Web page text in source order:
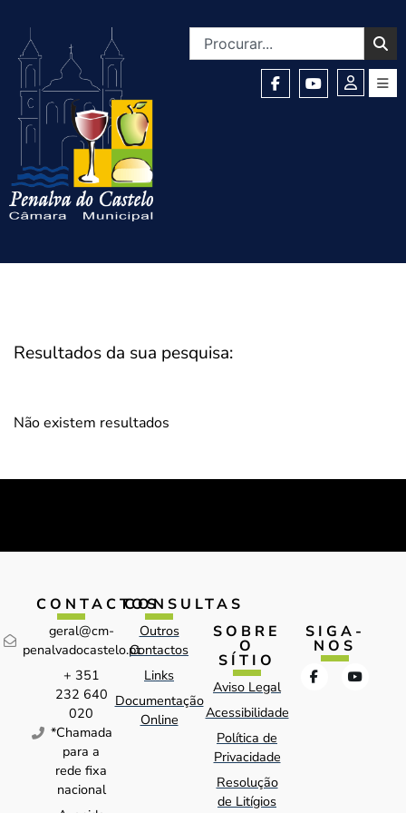
Resultados da sua pesquisa:
Não existem resultados
CONTACTOS
geral@cm-
penalvadocastelo.pt
+ 351
232 640
020
*Chamada
para a
rede fixa
nacional
CONSULTAS
Outros
Contactos
Links
Documentação
Online
SOBRE
O
SÍTIO
Aviso Legal
Acessibilidade
Política de
Privacidade
Resolução
de Litígios
SIGA-
NOS